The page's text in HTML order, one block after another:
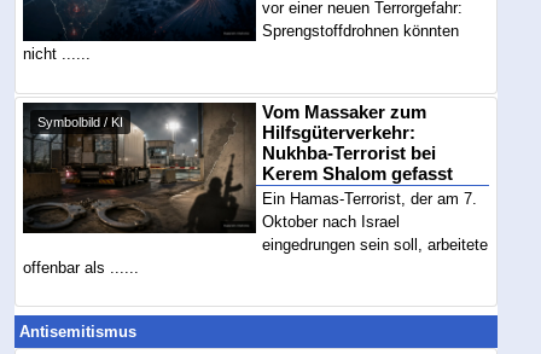
vor einer neuen Terrorgefahr:
Sprengstoffdrohnen könnten
nicht ......
Symbolbild / KI
Vom Massaker zum
Hilfsgüterverkehr:
Nukhba-Terrorist bei
Kerem Shalom gefasst
Ein Hamas-Terrorist, der am 7.
Oktober nach Israel
eingedrungen sein soll, arbeitete
offenbar als ......
Antisemitismus